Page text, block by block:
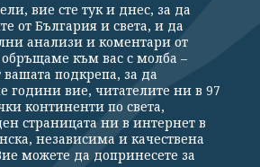
Политика за поверителност
Контакти
За Клуб Z
Подкрепете ни
вие сте тук и днес, за да
от България и света, и да
анализи и коментари от
обръщаме към вас с молба –
подкрепа, за да
години вие, читателите ни в 97
континенти по света,
страницата ни в интернет в
независима и качествена
можете да допринесете за